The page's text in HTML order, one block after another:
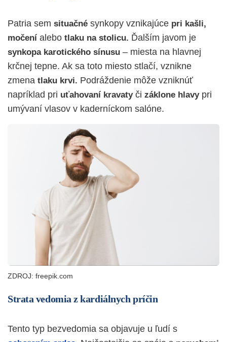
Patria sem situačné synkopy vznikajúce pri kašli,
močení alebo tlaku na stolicu. Ďalším javom je
synkopa karotického sínusu – miesta na hlavnej
krčnej tepne. Ak sa toto miesto stlačí, vznikne
zmena tlaku krvi. Podráždenie môže vzniknúť
napríklad pri uťahovaní kravatyči záklone hlavypri
umývaní vlasov v kaderníckom salóne.
ZDROJ: freepik.com
Strata vedomia z kardiálnych príčin
Tento typ bezvedomia sa objavuje u ľudí s